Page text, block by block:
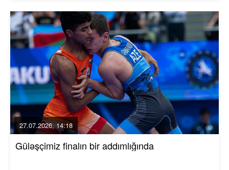
27.07.2026, 14:18
Güləşçimiz finalın bir addımlığında